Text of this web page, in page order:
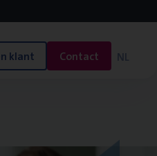
klant Contact NL